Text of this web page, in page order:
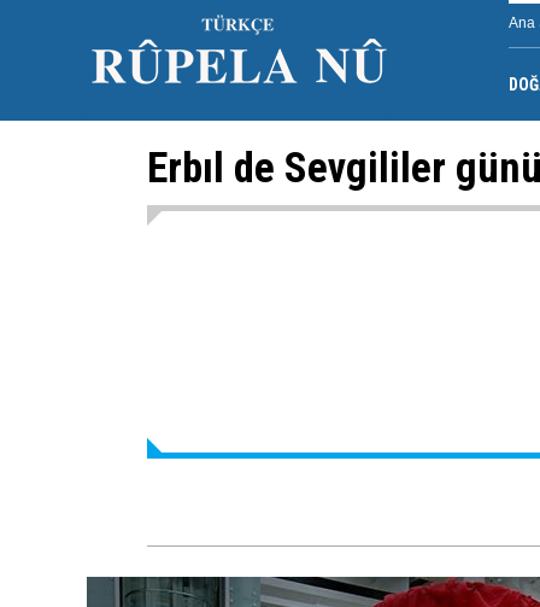
Ana
Erbıl de Sevgililer